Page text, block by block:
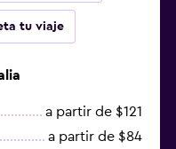
tu viaje
a partir de $121
a partir de $84